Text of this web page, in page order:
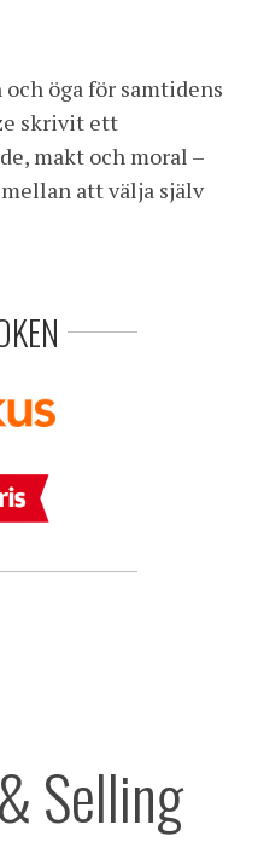
öga för samtidens
skrivit ett
makt och moral –
att välja själv
Selling